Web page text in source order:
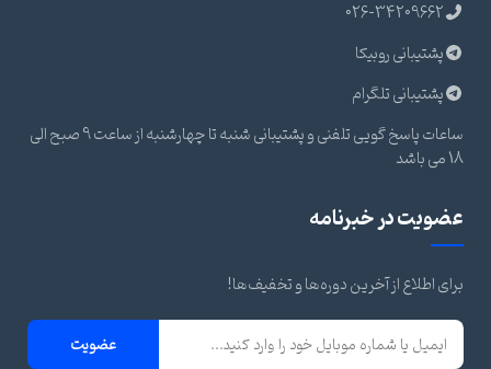
026-34209662
پشتیبانی روبیکا
پشتیبانی تلگرام
ساعات پاسخ گویی تلفنی و پشتیبانی شنبه تا چهارشنبه از ساعت 9 صبح الی
18 می باشد
عضویت در خبرنامه
برای اطلاع از آخرین دوره‌ها و تخفیف‌ها!
عضویت